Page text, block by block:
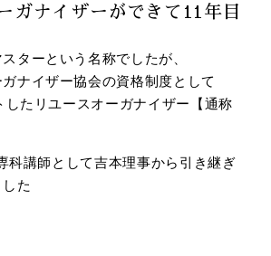
ガナイザーができて11年目
ターという名称でしたが、
ナイザー協会の資格制度として
したリユースオーガナイザー【通称
科講師として吉本理事から引き継ぎ
た